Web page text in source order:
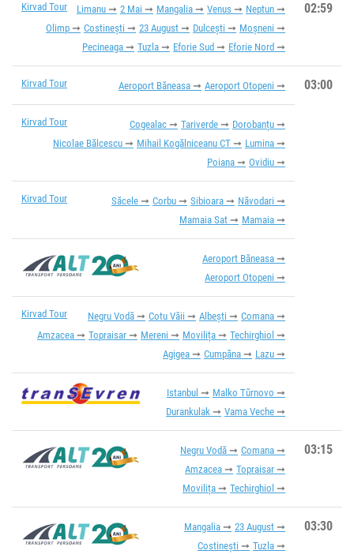
Kirvad Tour Limanu 2 Mai Mangalia Venus
Neptun
Olimp
Costinești 23 August Dulcești
Moșneni
Pecineaga
Tuzla Eforie Sud Eforie Nord
02:59
Kirvad Tour Aeroport Băneasa Aeroport Otopeni 03:00
Kirvad Tour Cogealac Tariverde
Dorobanțu
Nicolae Bălcescu
Mihail Kogălniceanu CT
Lumina
Poiana
Ovidiu
Kirvad Tour Săcele Corbu Sibioara
Năvodari
Mamaia Sat
Mamaia
Aeroport Băneasa
Aeroport Otopeni
Kirvad Tour Negru Vodă Cotu Văii Albești
Comana
Amzacea
Topraisar Mereni Movilița
Techirghiol
Agigea
Cumpăna Lazu
Istanbul
Malko Tŭrnovo
Durankulak
Vama Veche
Negru Vodă
Comana
Amzacea
Topraisar
Movilița
Techirghiol
03:15
Mangalia
23 August
Costinești
Tuzla
03:30